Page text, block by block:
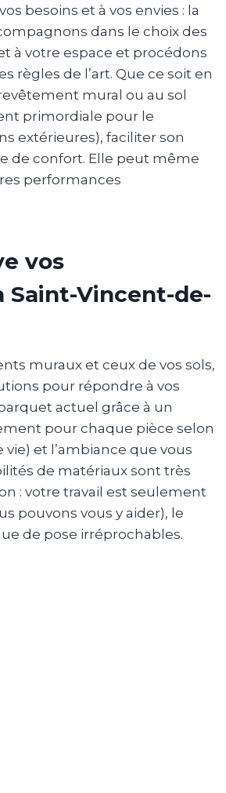
besoins et à vos envies : la
dans le choix des
à votre espace et procédons
règles de l’art. Que ce soit en
mural ou au sol
primordiale pour le
extérieures), faciliter son
de confort. Elle peut même
performances
vos
Saint-Vincent-de-
muraux et ceux de vos sols,
pour répondre à vos
actuel grâce à un
pour chaque pièce selon
et l’ambiance que vous
de matériaux sont très
: votre travail est seulement
pouvons vous y aider), le
de pose irréprochables.